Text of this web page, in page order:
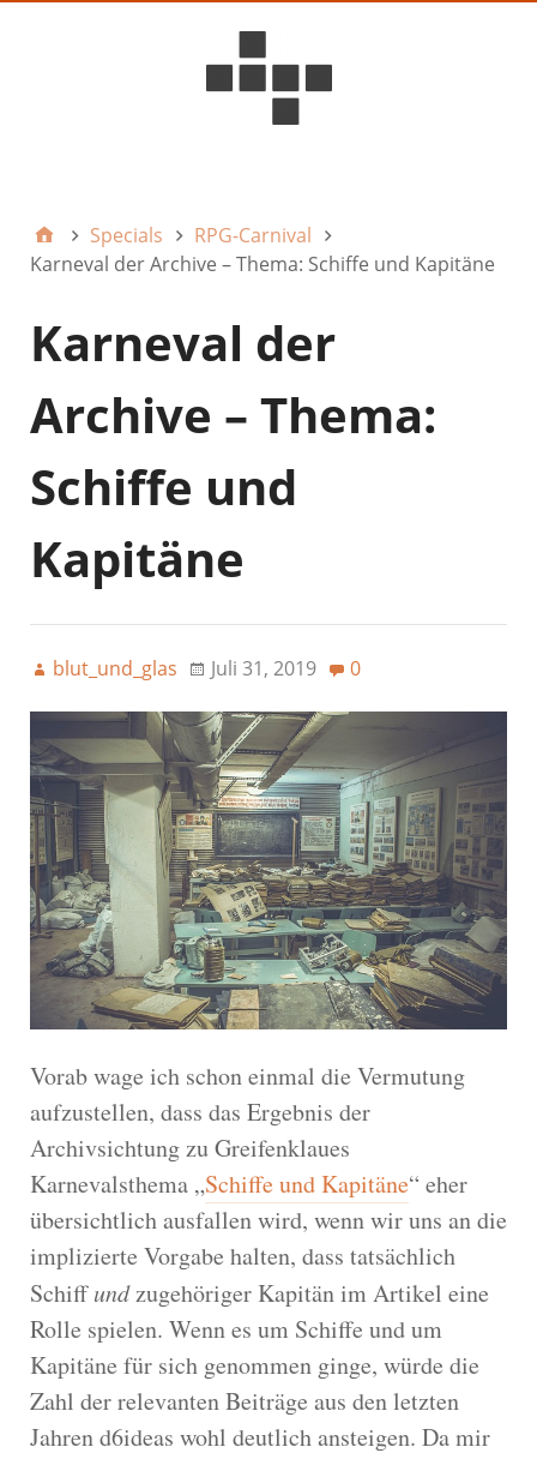
Specials
RPG-Carnival
Karneval der Archive – Thema: Schiffe und Kapitäne
Karneval der
Archive – Thema:
Schiffe und
Kapitäne
blut_und_glas Juli 31, 2019 0
Vorab wage ich schon einmal die Vermutung
aufzustellen, dass das Ergebnis der
Archivsichtung zu Greifenklaues
Karnevalsthema „Schiffe und Kapitäne“ eher
übersichtlich ausfallen wird, wenn wir uns an die
implizierte Vorgabe halten, dass tatsächlich
Schiffundzugehöriger Kapitän im Artikel eine
Rolle spielen. Wenn es um Schiffe und um
Kapitäne für sich genommen ginge, würde die
Zahl der relevanten Beiträge aus den letzten
Jahren d6ideas wohl deutlich ansteigen. Da mir